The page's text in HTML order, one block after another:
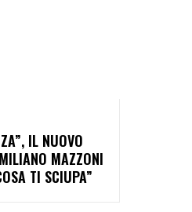
IL NUOVO
MAZZONI
TI SCIUPA”